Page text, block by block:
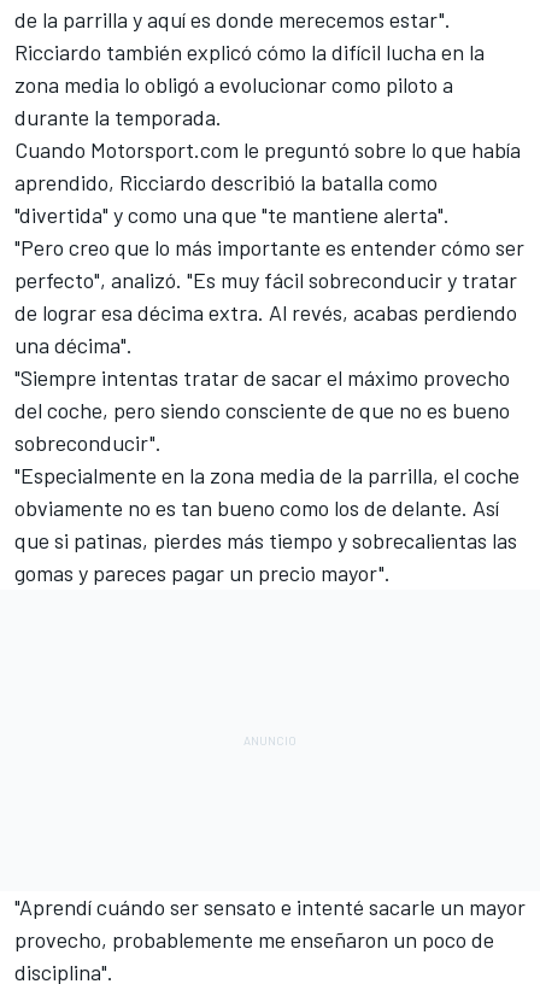
de la parrilla y aquí es donde merecemos estar".
Ricciardo también explicó cómo la difícil lucha en la
zona media lo obligó a evolucionar como piloto a
durante la temporada.
Cuando Motorsport.com le preguntó sobre lo que había
aprendido, Ricciardo describió la batalla como
"divertida" y como una que "te mantiene alerta".
"Pero creo que lo más importante es entender cómo ser
perfecto", analizó. "Es muy fácil sobreconducir y tratar
de lograr esa décima extra. Al revés, acabas perdiendo
una décima".
"Siempre intentas tratar de sacar el máximo provecho
del coche, pero siendo consciente de que no es bueno
sobreconducir".
"Especialmente en la zona media de la parrilla, el coche
obviamente no es tan bueno como los de delante. Así
que si patinas, pierdes más tiempo y sobrecalientas las
gomas y pareces pagar un precio mayor".
"Aprendí cuándo ser sensato e intenté sacarle un mayor
provecho, probablemente me enseñaron un poco de
disciplina".